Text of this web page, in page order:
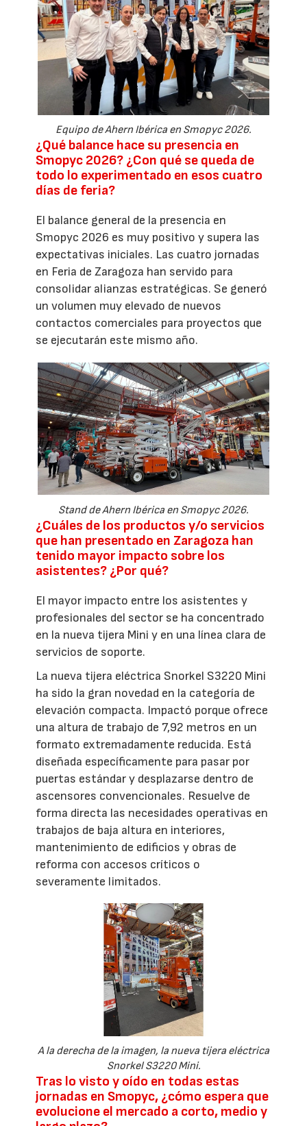
Equipo de Ahern Ibérica en Smopyc 2026.
¿Qué balance hace su presencia en
Smopyc 2026? ¿Con qué se queda de
todo lo experimentado en esos cuatro
días de feria?
El balance general de la presencia en
Smopyc 2026 es muy positivo y supera las
expectativas iniciales. Las cuatro jornadas
en Feria de Zaragoza han servido para
consolidar alianzas estratégicas. Se generó
un volumen muy elevado de nuevos
contactos comerciales para proyectos que
se ejecutarán este mismo año.
Stand de Ahern Ibérica en Smopyc 2026.
¿Cuáles de los productos y/o servicios
que han presentado en Zaragoza han
tenido mayor impacto sobre los
asistentes? ¿Por qué?
El mayor impacto entre los asistentes y
profesionales del sector se ha concentrado
en la nueva tijera Mini y en una línea clara de
servicios de soporte.
La nueva tijera eléctrica Snorkel S3220 Mini
ha sido la gran novedad en la categoría de
elevación compacta. Impactó porque ofrece
una altura de trabajo de 7,92 metros en un
formato extremadamente reducida. Está
diseñada específicamente para pasar por
puertas estándar y desplazarse dentro de
ascensores convencionales. Resuelve de
forma directa las necesidades operativas en
trabajos de baja altura en interiores,
mantenimiento de edificios y obras de
reforma con accesos críticos o
severamente limitados.
A la derecha de la imagen, la nueva tijera eléctrica
Snorkel S3220 Mini.
Tras lo visto y oído en todas estas
jornadas en Smopyc, ¿cómo espera que
evolucione el mercado a corto, medio y